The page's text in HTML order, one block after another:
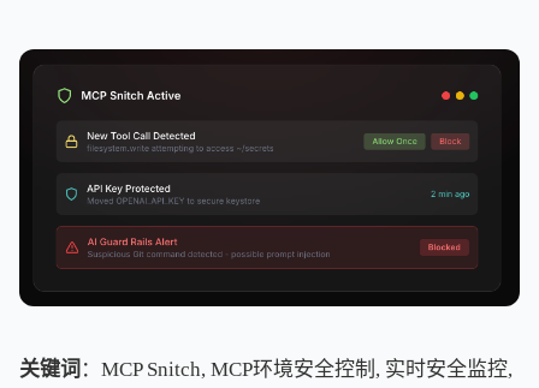
关键词 ：MCP Snitch, MCP环境安全控制, 实时安全监控,